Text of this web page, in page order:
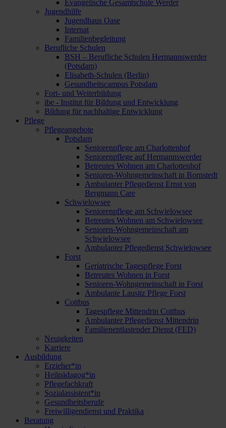
Evangelische Gesamtschule Werder
Jugendhilfe
Jugendhaus Oase
Internat
Familienbegleitung
Berufliche Schulen
BSH – Berufliche Schulen Hermannswerder
(Potsdam)
Elisabeth-Schulen (Berlin)
Gesundheitscampus Potsdam
Fort- und Weiterbildung
ibe - Institut für Bildung und Entwicklung
Bildung für nachhaltige Entwicklung
Pflege
Pflegeangebote
Potsdam
Seniorenpflege am Charlottenhof
Seniorenpflege auf Hermannswerder
Betreutes Wohnen am Charlottenhof
Senioren-Wohngemeinschaft in Bornstedt
Ambulanter Pflegedienst Ernst von
Bergmann Care
Schwielowsee
Seniorenpflege am Schwielowsee
Betreutes Wohnen am Schwielowsee
Senioren-Wohngemeinschaft am
Schwielowsee
Ambulanter Pflegedienst Schwielowsee
Forst
Geriatrische Tagespflege Forst
Betreutes Wohnen in Forst
Senioren-Wohngemeinschaft in Forst
Ambulante Lausitz Pflege Forst
Cottbus
Tagespflege Mittendrin Cottbus
Ambulanter Pflegedienst Mittendrin
Familienentlastender Dienst (FED)
Neuigkeiten
Karriere
Ausbildung
Erzieher*in
Heilpädagog*in
Pflegefachkraft
Sozialassistent*in
Gesundheitsberufe
Freiwilligendienst und Praktika
Beratung